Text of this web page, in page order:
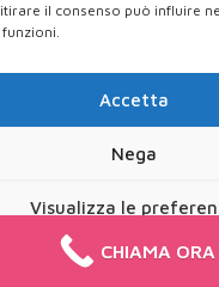
il consenso può influire
Accetta
Nega
Visualizza le
Cookie PolicyPrivacy Policy
CHIAMA ORA